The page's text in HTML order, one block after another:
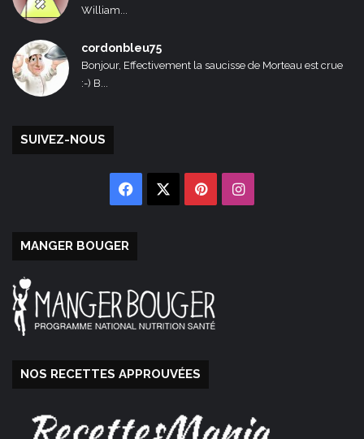
William...
cordonbleu75
Bonjour, Effectivement la saucisse de Morteau est crue
:-) B...
SUIVEZ-NOUS
Facebook PinterestInstagram
MANGER BOUGER
NOS RECETTES APPROUVÉES